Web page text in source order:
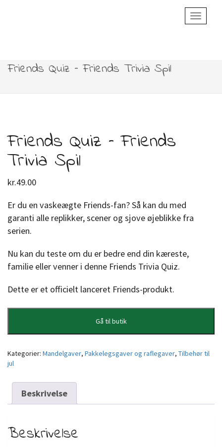
Toggle
Friends Quiz – Friends Trivia Spil
Friends Quiz – Friends
Trivia Spil
kr.49.00
Er du en vaskeægte Friends-fan? Så kan du med
garanti alle replikker, scener og sjove øjeblikke fra
serien.
Nu kan du teste om du er bedre end din kæreste,
familie eller venner i denne Friends Trivia Quiz.
Dette er et officielt lanceret Friends-produkt.
Gå til butik
Kategorier: Mandelgaver, Pakkelegsgaver og raflegaver, Tilbehør til
jul
Beskrivelse
Beskrivelse